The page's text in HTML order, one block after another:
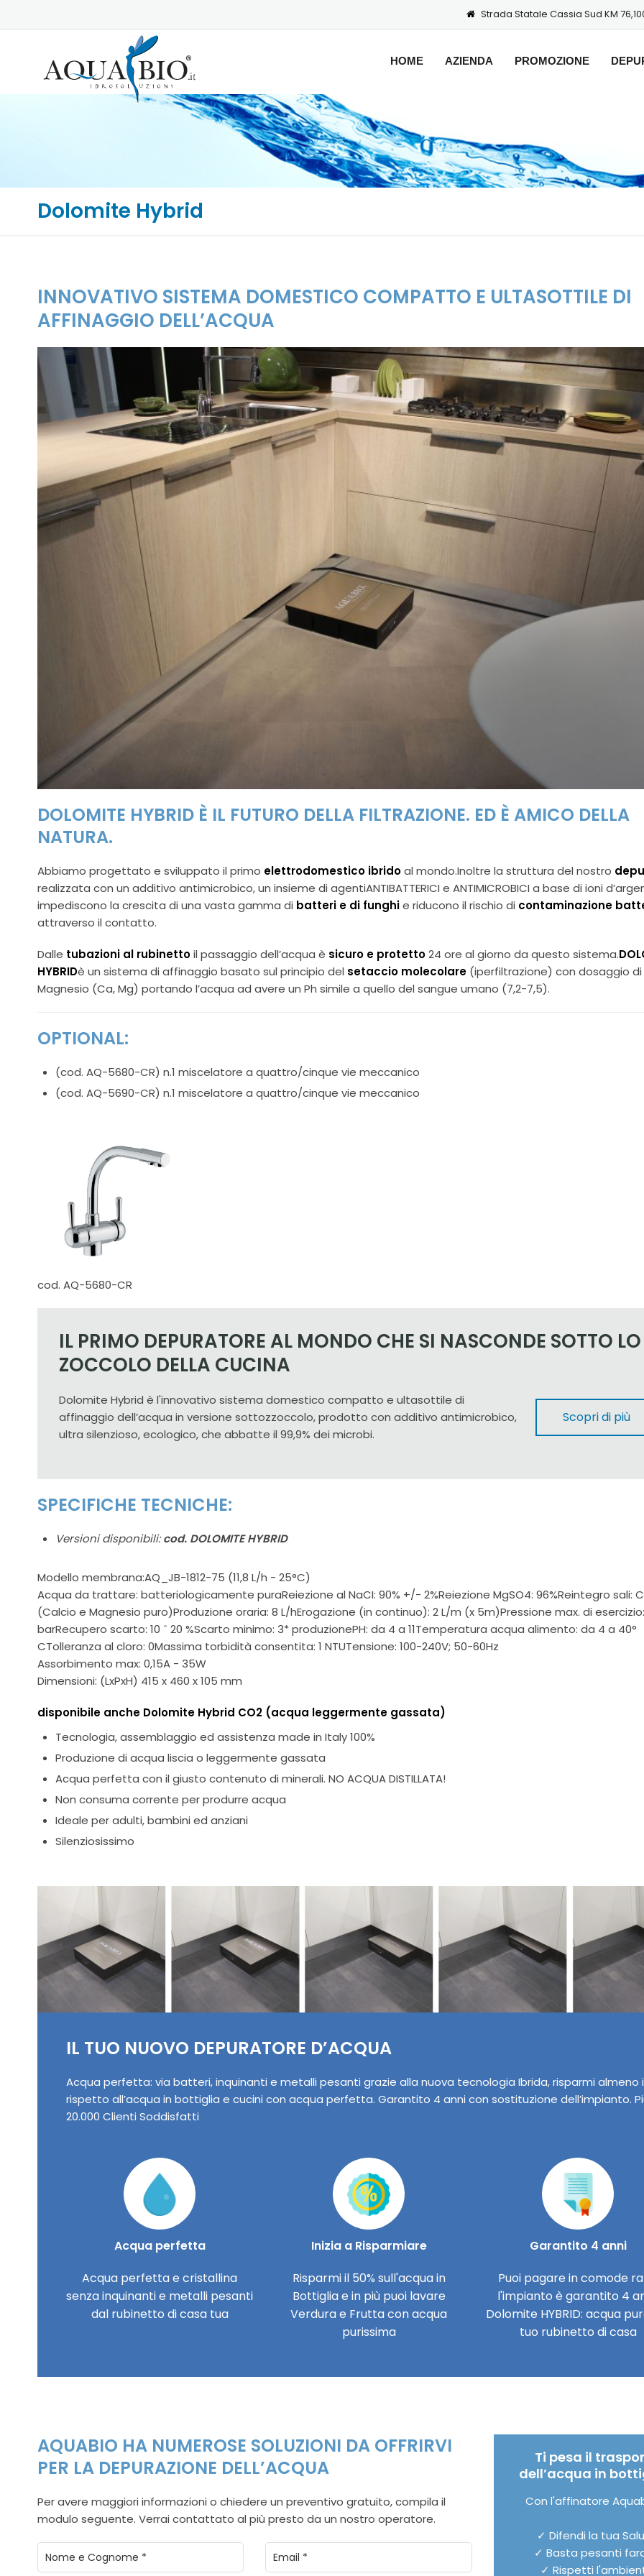
Strada Statale Cassia Sud KM
HOME AZIENDA PROMOZIONE
Dolomite Hybrid
INNOVATIVO SISTEMA DOMESTICO COMPATTO E ULTASOTTILE DI
AFFINAGGIO DELL’ACQUA
DOLOMITE HYBRID È IL FUTURO DELLA FILTRAZIONE. ED È AMICO DELLA
NATURA.
Abbiamo progettato e sviluppato il primo elettrodomestico ibridoal mondo.Inoltre la struttura del nostro
realizzata con un additivo antimicrobico, un insieme di agentiANTIBATTERICI e ANTIMICROBICI a base di ioni
impediscono la crescita di una vasta gamma di batteri e di funghie riducono il rischio di contaminazione
attraverso il contatto.
Dalle tubazioni al rubinettoil passaggio dell’acqua è sicuro e protetto24 ore al giorno da questo sistema.
HYBRIDè un sistema di affinaggio basato sul principio del setaccio molecolare (iperfiltrazione) con dosaggio
Magnesio (Ca, Mg) portando l’acqua ad avere un Ph simile a quello del sangue umano (7,2-7,5).
OPTIONAL:
(cod. AQ-5680-CR) n.1 miscelatore a quattro/cinque vie meccanico
(cod. AQ-5690-CR) n.1 miscelatore a quattro/cinque vie meccanico
cod. AQ-5680-CR
IL PRIMO DEPURATORE AL MONDO CHE SI NASCONDE SOTTO LO
ZOCCOLO DELLA CUCINA
Dolomite Hybrid è l'innovativo sistema domestico compatto e ultasottile di
affinaggio dell’acqua in versione sottozzoccolo, prodotto con additivo antimicrobico,
ultra silenzioso, ecologico, che abbatte il 99,9% dei microbi.
Scopri di più
SPECIFICHE TECNICHE:
Versioni disponibili:cod. DOLOMITE HYBRID
Modello membrana:AQ_JB-1812-75 (11,8 L/h - 25°C)
Acqua da trattare: batteriologicamente puraReiezione al NaCI: 90% +/- 2%Reiezione MgSO4: 96%Reintegro sali:
(Calcio e Magnesio puro)Produzione oraria: 8 L/hErogazione (in continuo): 2 L/m (x 5m)Pressione max. di
barRecupero scarto: 10 ˆ 20 %Scarto minimo: 3* produzionePH: da 4 a 11Temperatura acqua alimento: da 4 a 40°
CTolleranza al cloro: 0Massima torbidità consentita: 1 NTUTensione: 100-240V; 50-60Hz
Assorbimento max: 0,15A - 35W
Dimensioni: (LxPxH) 415 x 460 x 105 mm
disponibile anche Dolomite Hybrid CO2 (acqua leggermente gassata)
Tecnologia, assemblaggio ed assistenza made in Italy 100%
Produzione di acqua liscia o leggermente gassata
Acqua perfetta con il giusto contenuto di minerali. NO ACQUA DISTILLATA!
Non consuma corrente per produrre acqua
Ideale per adulti, bambini ed anziani
Silenziosissimo
IL TUO NUOVO DEPURATORE D’ACQUA
Acqua perfetta: via batteri, inquinanti e metalli pesanti grazie alla nuova tecnologia Ibrida, risparmi almeno
rispetto all’acqua in bottiglia e cucini con acqua perfetta. Garantito 4 anni con sostituzione dell’impianto.
20.000 Clienti Soddisfatti
Acqua perfetta
Acqua perfetta e cristallina
senza inquinanti e metalli pesanti
dal rubinetto di casa tua
Inizia a Risparmiare
Risparmi il 50% sull'acqua in
Bottiglia e in più puoi lavare
Verdura e Frutta con acqua
purissima
Garantito 4 anni
Puoi pagare in comode
l'impianto è garantito 4
Dolomite HYBRID: acqua
tuo rubinetto di casa
Ti pesa il
dell’acqua in
Con l'affinatore
✓ Difendi la tua
✓ Basta pesanti
✓ Rispetti
AQUABIO HA NUMEROSE SOLUZIONI DA OFFRIRVI
PER LA DEPURAZIONE DELL’ACQUA
Per avere maggiori informazioni o chiedere un preventivo gratuito, compila il
modulo seguente. Verrai contattato al più presto da un nostro operatore.